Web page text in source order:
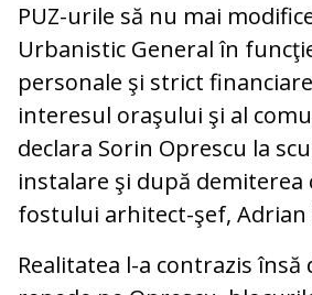
PUZ-urile să nu mai
Urbanistic General în
personale şi strict
interesul oraşului şi al
declara Sorin Oprescu la
instalare şi după demiterea
fostului arhitect-şef, Adrian
Realitatea l-a contrazis însă